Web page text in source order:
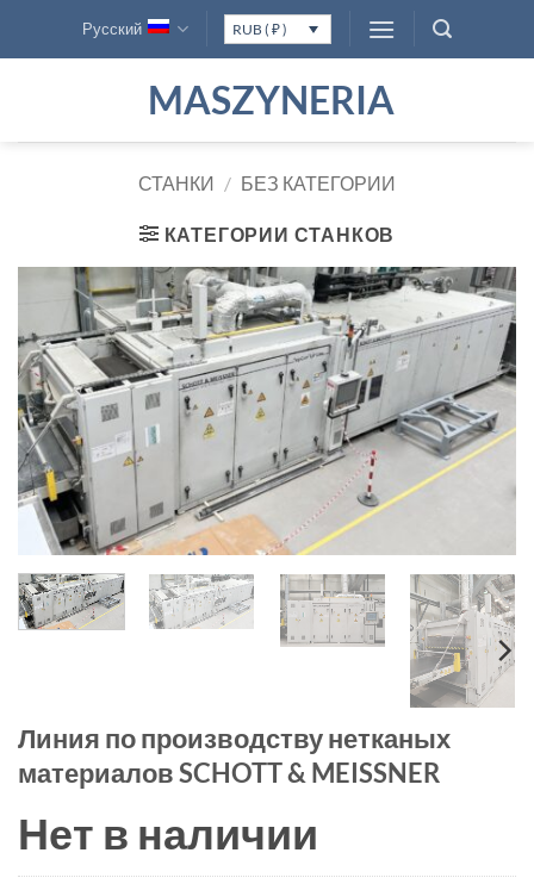
Русский RUB ( ₽ )
MASZYNERIA
СТАНКИ / БЕЗ КАТЕГОРИИ
КАТЕГОРИИ СТАНКОВ
Линия по производству нетканых
материалов SCHOTT & MEISSNER
Нет в наличии